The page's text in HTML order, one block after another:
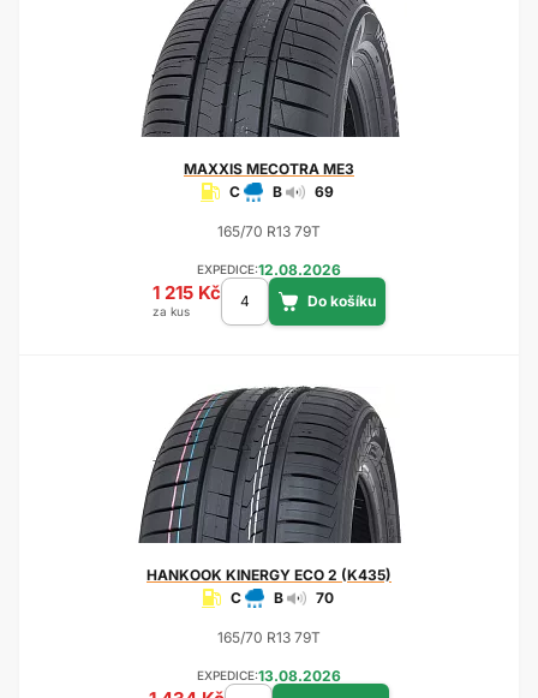
MAXXIS MECOTRA ME3
C
B 69
165/70 R13 79T
EXPEDICE:12.08.2026
1 215 Kč
za kus
HANKOOK KINERGY ECO 2 (K435)
C
B 70
165/70 R13 79T
EXPEDICE:13.08.2026